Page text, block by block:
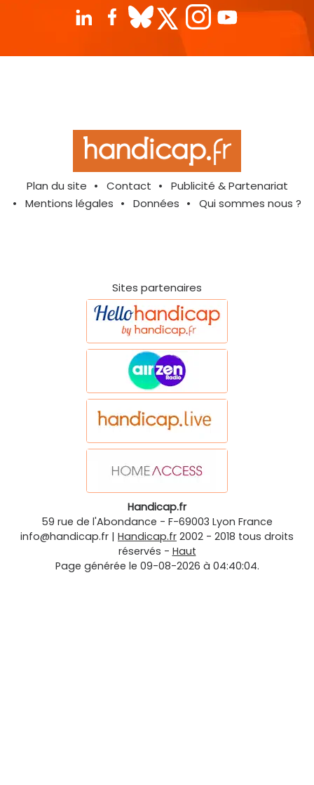
Plan du site Contact
Publicité & Partenariat
Mentions légales
Données Qui sommes nous ?
Sites partenaires
Handicap.fr
59 rue de l'Abondance - F-69003 Lyon France
info@handicap.fr | Handicap.fr 2002 - 2018 tous droits
réservés - Haut
Page générée le 09-08-2026 à 04:40:04.